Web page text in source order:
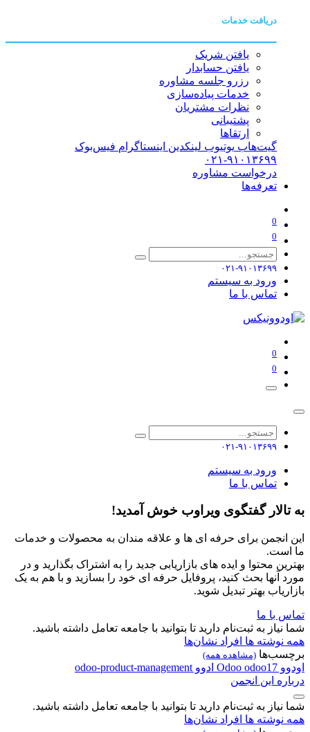
دریافت خدمات
یافتن شریک
یافتن حسابدار
رزرو جلسه مشاوره
خدمات پیاده‌سازی
نظرات مشتریان
پشتیبانی
ارتقاها
گیت‌هاب یوتیوب لینکدین اینستاگرام فیس‌بوک
۰۲۱-۹۱۰۱۳۶۹۹
درخواست مشاوره
تعرفه‌ها
0
0
۰۲۱-۹۱۰۱۳۶۹۹
ورود به سیستم
تماس با ما
0
0
۰۲۱-۹۱۰۱۳۶۹۹
ورود به سیستم
تماس با ما
به تالار گفتگوی ویراوب خوش آمدید!
این انجمن برای حرفه ای ها و علاقه مندان به محصولات و خدمات
ما است.
بهترین محتوا و ایده های بازاریابی جدید را به اشتراک بگذارید و در
مورد آنها بحث کنید، پروفایل حرفه ای خود را بسازید و با هم به یک
بازاریاب بهتر تبدیل شوید.
تماس با ما
شما نیاز به ثبت‌نام دارید تا بتوانید با جامعه تعامل داشته باشید.
همه نوشته ها افراد نشان‌ها
برچسب‌ها (مشاهده همه)
اودوو Odoo odoo17 ادوو odoo-product-management
درباره این انجمن
شما نیاز به ثبت‌نام دارید تا بتوانید با جامعه تعامل داشته باشید.
همه نوشته ها افراد نشان‌ها